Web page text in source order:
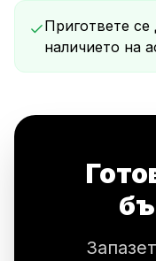
Пригответе
наличието на